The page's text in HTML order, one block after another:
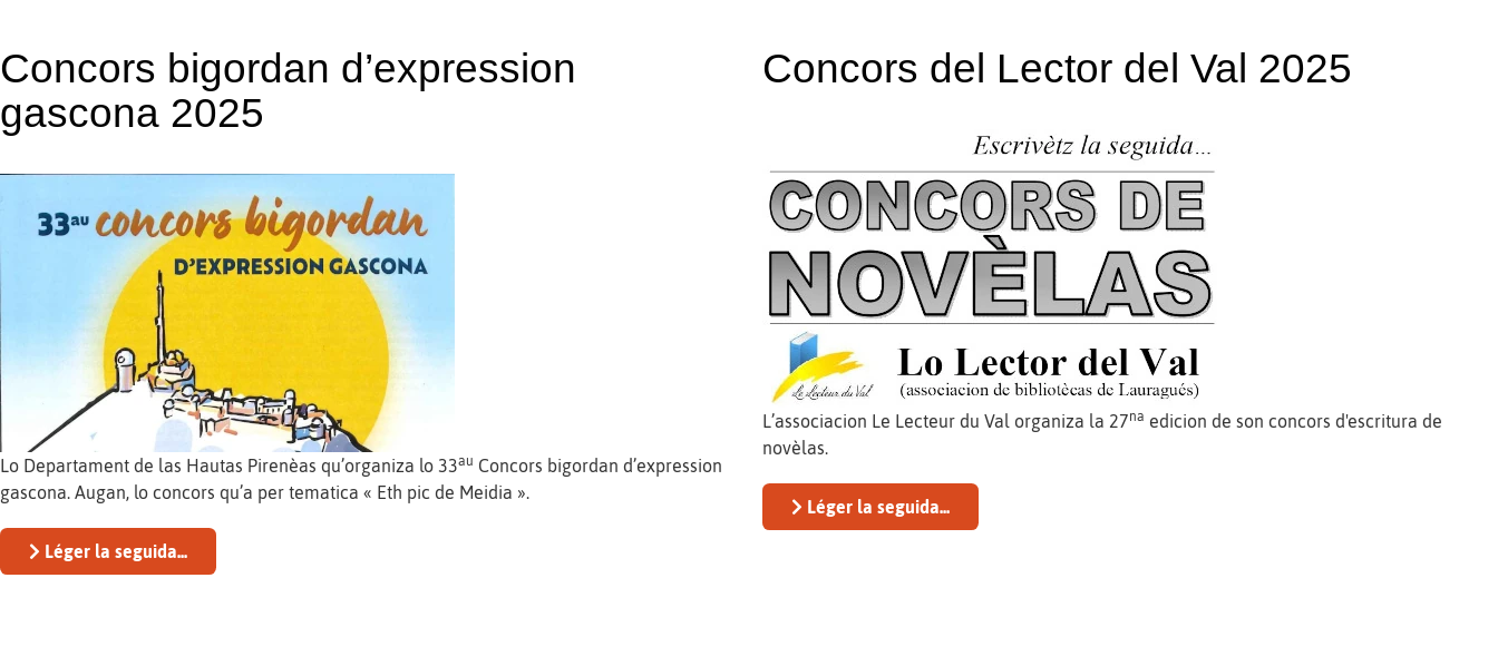
Concors bigordan d’expression
gascona 2025
Lo Departament de las Hautas Pirenèas qu’organiza lo 33au Concors bigordan d’expression
gascona. Augan, lo concors qu’a per tematica « Eth pic de Meidia ».
Léger la seguida...
Concors del Lector del Val 2025
L’associacion Le Lecteur du Val organiza la 27na edicion de son concors d'escritura de
novèlas.
Léger la seguida...